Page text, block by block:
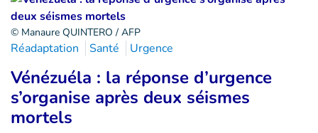
© Manaure QUINTERO / AFP
Réadaptation Santé Urgence
Vénézuéla : la réponse d’urgence
s’organise après deux séismes
mortels